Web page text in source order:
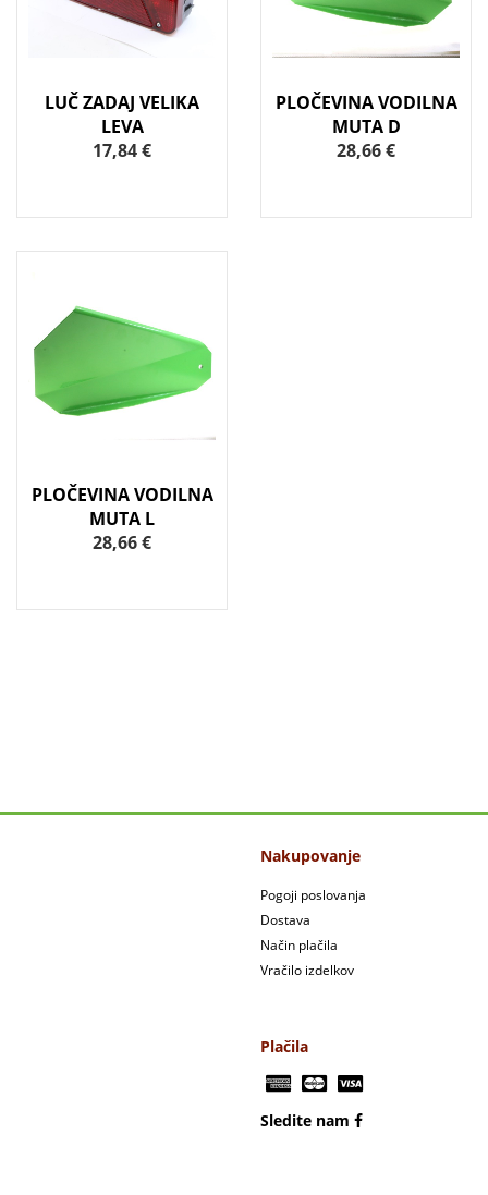
LUČ ZADAJ VELIKA
LEVA
17,84 €
PLOČEVINA VODILNA
MUTA D
28,66 €
PLOČEVINA VODILNA
MUTA L
28,66 €
Nakupovanje
Pogoji poslovanja
Dostava
Način plačila
Vračilo izdelkov
Plačila
Sledite nam